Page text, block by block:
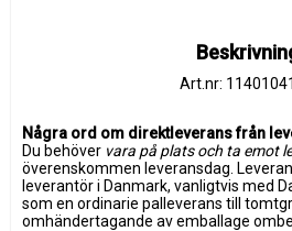
Art.nr:
Några ord om direktleverans från
Du behöver vara på plats och ta emot
överenskommen leveransdag.
leverantör i Danmark, vanligtvis med
som en ordinarie palleverans till
omhändertagande av emballage